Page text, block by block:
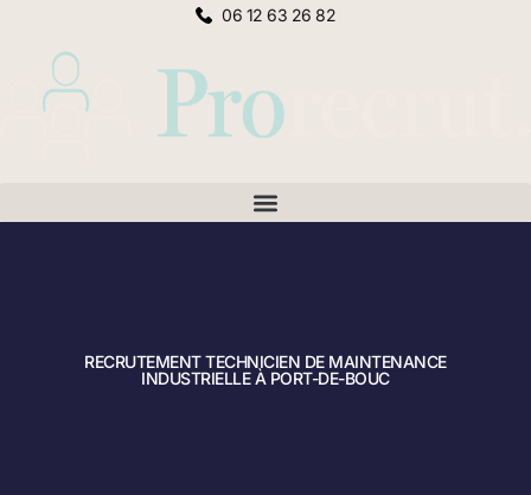
06 12 63 26 82
RECRUTEMENT TECHNICIEN DE MAINTENANCE
INDUSTRIELLE À PORT-DE-BOUC